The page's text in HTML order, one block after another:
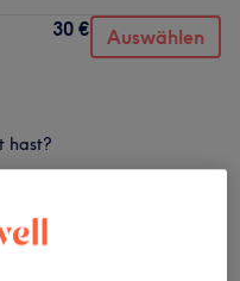
30 € Auswählen
hast?